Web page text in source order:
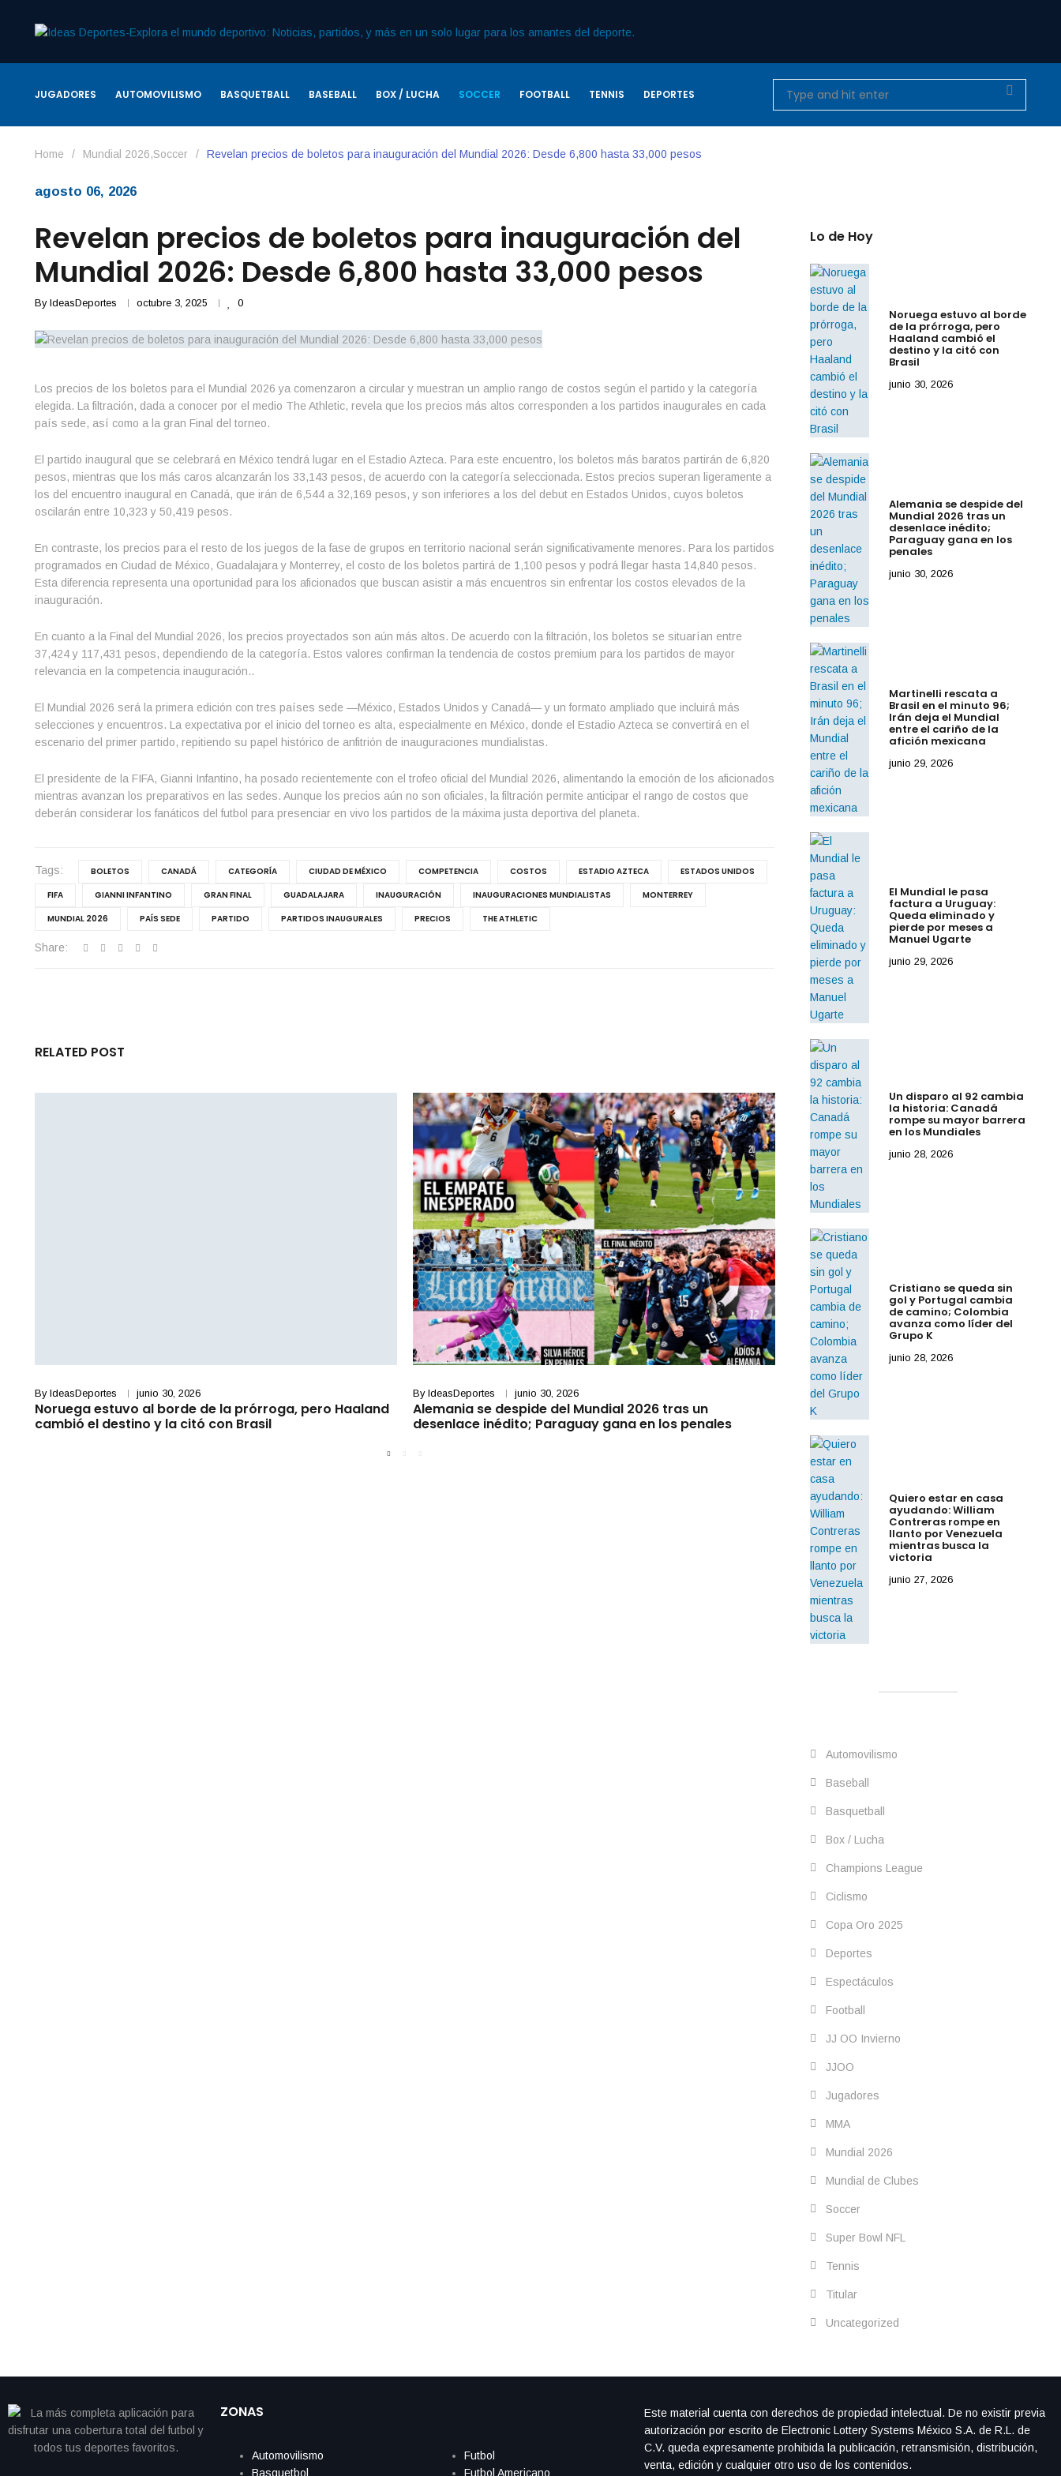
JUGADORES AUTOMOVILISMO BASQUETBALL BASEBALL BOX / LUCHA SOCCER FOOTBALL TENNIS DEPORTES
Home / Mundial 2026,Soccer / Revelan precios de boletos para inauguración del Mundial 2026: Desde 6,800 hasta 33,000 pesos
agosto 06, 2026
Revelan precios de boletos para inauguración del
Mundial 2026: Desde 6,800 hasta 33,000 pesos
By IdeasDeportes octubre 3, 2025 0
Los precios de los boletos para el Mundial 2026 ya comenzaron a circular y muestran un amplio rango de costos según el partido y la categoría
elegida. La filtración, dada a conocer por el medio The Athletic, revela que los precios más altos corresponden a los partidos inaugurales en cada
país sede, así como a la gran Final del torneo.
El partido inaugural que se celebrará en México tendrá lugar en el Estadio Azteca. Para este encuentro, los boletos más baratos partirán de 6,820
pesos, mientras que los más caros alcanzarán los 33,143 pesos, de acuerdo con la categoría seleccionada. Estos precios superan ligeramente a
los del encuentro inaugural en Canadá, que irán de 6,544 a 32,169 pesos, y son inferiores a los del debut en Estados Unidos, cuyos boletos
oscilarán entre 10,323 y 50,419 pesos.
En contraste, los precios para el resto de los juegos de la fase de grupos en territorio nacional serán significativamente menores. Para los partidos
programados en Ciudad de México, Guadalajara y Monterrey, el costo de los boletos partirá de 1,100 pesos y podrá llegar hasta 14,840 pesos.
Esta diferencia representa una oportunidad para los aficionados que buscan asistir a más encuentros sin enfrentar los costos elevados de la
inauguración.
En cuanto a la Final del Mundial 2026, los precios proyectados son aún más altos. De acuerdo con la filtración, los boletos se situarían entre
37,424 y 117,431 pesos, dependiendo de la categoría. Estos valores confirman la tendencia de costos premium para los partidos de mayor
relevancia en la competencia inauguración..
El Mundial 2026 será la primera edición con tres países sede —México, Estados Unidos y Canadá— y un formato ampliado que incluirá más
selecciones y encuentros. La expectativa por el inicio del torneo es alta, especialmente en México, donde el Estadio Azteca se convertirá en el
escenario del primer partido, repitiendo su papel histórico de anfitrión de inauguraciones mundialistas.
El presidente de la FIFA, Gianni Infantino, ha posado recientemente con el trofeo oficial del Mundial 2026, alimentando la emoción de los aficionados
mientras avanzan los preparativos en las sedes. Aunque los precios aún no son oficiales, la filtración permite anticipar el rango de costos que
deberán considerar los fanáticos del futbol para presenciar en vivo los partidos de la máxima justa deportiva del planeta.
Tags: BOLETOS CANADÁ CATEGORÍA CIUDAD DE MÉXICO COMPETENCIA COSTOS ESTADIO AZTECA
ESTADOS UNIDOS
FIFA
GIANNI INFANTINO GRAN FINAL GUADALAJARA INAUGURACIÓN INAUGURACIONES MUNDIALISTAS
MONTERREY
MUNDIAL 2026
PAÍS SEDE PARTIDO PARTIDOS INAUGURALES PRECIOS THE ATHLETIC
Share:
RELATED POST
By IdeasDeportes junio 30, 2026
Noruega estuvo al borde de la prórroga, pero Haaland
cambió el destino y la citó con Brasil
By IdeasDeportes junio 30, 2026
Alemania se despide del Mundial 2026 tras un
desenlace inédito; Paraguay gana en los penales
IdeasDeportes
Martinelli rescata a Brasil en el minuto
Mundial entre el cariño de la afición
Lo de Hoy
Noruega estuvo al borde
de la prórroga, pero
Haaland cambió el
destino y la citó con
Brasil
junio 30, 2026
Alemania se despide del
Mundial 2026 tras un
desenlace inédito;
Paraguay gana en los
penales
junio 30, 2026
Martinelli rescata a
Brasil en el minuto 96;
Irán deja el Mundial
entre el cariño de la
afición mexicana
junio 29, 2026
El Mundial le pasa
factura a Uruguay:
Queda eliminado y
pierde por meses a
Manuel Ugarte
junio 29, 2026
Un disparo al 92 cambia
la historia: Canadá
rompe su mayor barrera
en los Mundiales
junio 28, 2026
Cristiano se queda sin
gol y Portugal cambia
de camino; Colombia
avanza como líder del
Grupo K
junio 28, 2026
Quiero estar en casa
ayudando: William
Contreras rompe en
llanto por Venezuela
mientras busca la
victoria
junio 27, 2026
Automovilismo
Baseball
Basquetball
Box / Lucha
Champions League
Ciclismo
Copa Oro 2025
Deportes
Espectáculos
Football
JJ OO Invierno
JJOO
Jugadores
MMA
Mundial 2026
Mundial de Clubes
Soccer
Super Bowl NFL
Tennis
Titular
Uncategorized
ZONAS
Automovilismo
Basquetbol
Futbol
Futbol Americano
Este material cuenta con derechos de propiedad intelectual. De no existir previa
autorización por escrito de Electronic Lottery Systems México S.A. de R.L. de
C.V. queda expresamente prohibida la publicación, retransmisión, distribución,
venta, edición y cualquier otro uso de los contenidos.